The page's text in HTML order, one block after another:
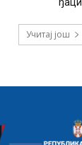
Учитај још